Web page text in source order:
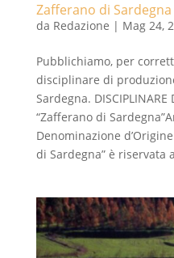
Zafferano di
da Redazione | Mag 24,
Pubblichiamo, per
disciplinare di
Sardegna. DISCIPLINARE
“Zafferano di
Denominazione
di Sardegna” è riservata